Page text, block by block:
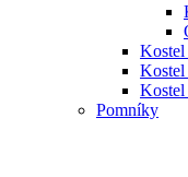
Kostel
Kostel
Pomníky